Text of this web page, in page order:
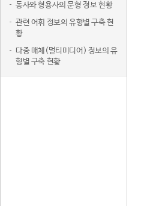
동사와 형용사의 문형 정보 현황
관련 어휘 정보의 유형별 구축 현
황
다중 매체(멀티미디어) 정보의 유
형별 구축 현황